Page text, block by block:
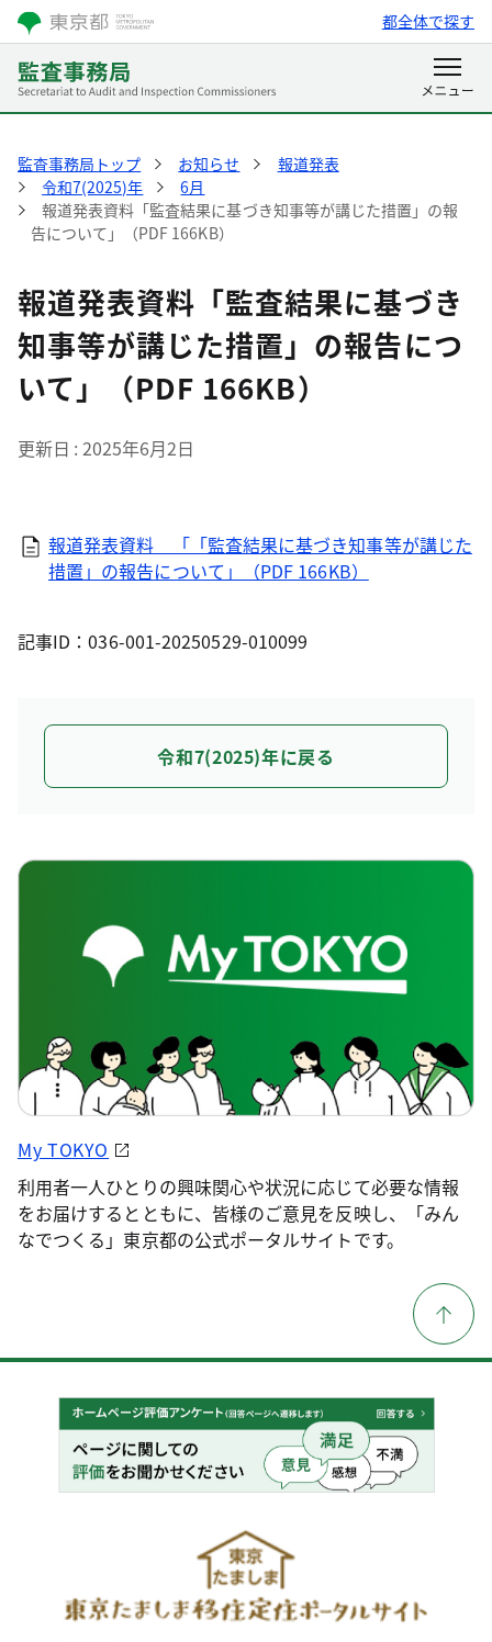
都全体で探す
監査事務局トップ お知らせ
報道発表
令和7(2025)年
6月
報道発表資料「監査結果に基づき知事等が講じた措置」の報
告について」（PDF 166KB）
報道発表資料「監査結果に基づき
知事等が講じた措置」の報告につ
いて」（PDF 166KB）
更新日 2025年6月2日
報道発表資料 「「監査結果に基づき知事等が講じた
措置」の報告について」（PDF 166KB）
記事ID：036-001-20250529-010099
令和7(2025)年に戻る
My TOKYO
利用者一人ひとりの興味関心や状況に応じて必要な情報
をお届けするとともに、皆様のご意見を反映し、「みん
なでつくる」東京都の公式ポータルサイトです。